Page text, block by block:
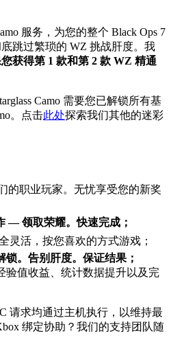
服务，为您的整个 Black Ops 7
跳过繁琐的 WZ 挑战肝度。我
获得第 1 款和第 2 款 WZ 精通
Camo 需要您已解锁所有基
。点击此处探索我们其他的迷彩
的职业玩家。无忧享受您的新奖
— 领取荣耀。快速完成；
灵活，按您喜欢的方式游戏；
锁。告别肝度。保证结果；
验值收益、统计数据提升以及完
请求均通过主机执行，以维持最
绑定协助？我们的支持团队随